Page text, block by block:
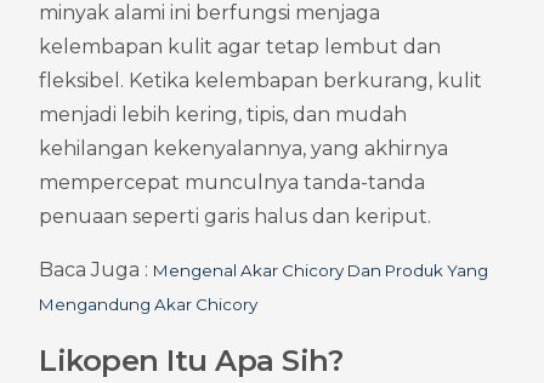
minyak alami ini berfungsi menjaga
kelembapan kulit agar tetap lembut dan
fleksibel. Ketika kelembapan berkurang, kulit
menjadi lebih kering, tipis, dan mudah
kehilangan kekenyalannya, yang akhirnya
mempercepat munculnya tanda-tanda
penuaan seperti garis halus dan keriput.
Baca Juga : Mengenal Akar Chicory Dan Produk Yang
Mengandung Akar Chicory
Likopen Itu Apa Sih?